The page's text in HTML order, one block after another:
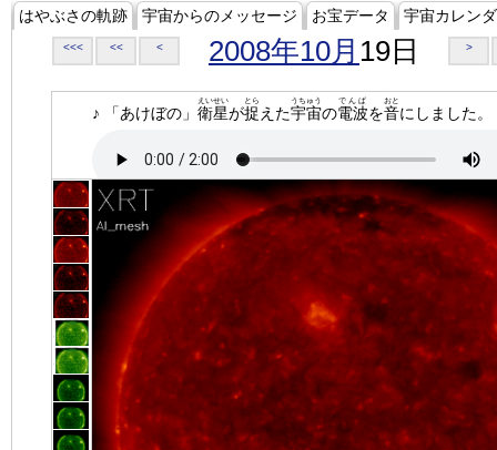
はやぶさの軌跡 宇宙からのメッセージ お宝データ 宇宙カレン
<<< << < 2008年10月 19日 >
♪ 「あけぼの」 衛星
えいせい
が捉
とら
えた宇宙
うちゅう
の電波
でんぱ
を音
おと
にしました。